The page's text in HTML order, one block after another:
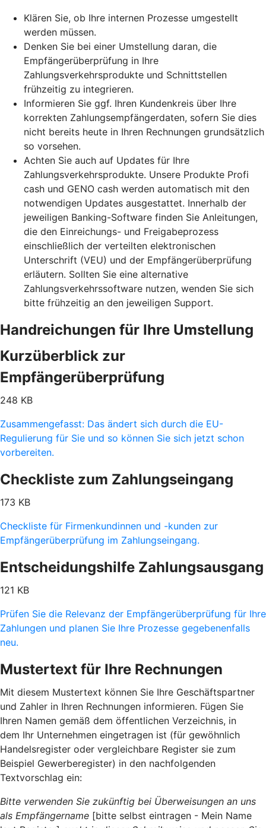
Klären Sie, ob Ihre internen Prozesse umgestellt
werden müssen.
Denken Sie bei einer Umstellung daran, die
Empfängerüberprüfung in Ihre
Zahlungsverkehrsprodukte und Schnittstellen
frühzeitig zu integrieren.
Informieren Sie ggf. Ihren Kundenkreis über Ihre
korrekten Zahlungsempfängerdaten, sofern Sie dies
nicht bereits heute in Ihren Rechnungen grundsätzlich
so vorsehen.
Achten Sie auch auf Updates für Ihre
Zahlungsverkehrsprodukte. Unsere Produkte Profi
cash und GENO cash werden automatisch mit den
notwendigen Updates ausgestattet. Innerhalb der
jeweiligen Banking-Software finden Sie Anleitungen,
die den Einreichungs- und Freigabeprozess
einschließlich der verteilten elektronischen
Unterschrift (VEU) und der Empfängerüberprüfung
erläutern. Sollten Sie eine alternative
Zahlungsverkehrssoftware nutzen, wenden Sie sich
bitte frühzeitig an den jeweiligen Support.
Handreichungen für Ihre Umstellung
Kurzüberblick zur
Empfängerüberprüfung
248 KB
Zusammengefasst: Das ändert sich durch die EU-
Regulierung für Sie und so können Sie sich jetzt schon
vorbereiten.
Checkliste zum Zahlungseingang
173 KB
Checkliste für Firmenkundinnen und -kunden zur
Empfängerüberprüfung im Zahlungseingang.
Entscheidungshilfe Zahlungsausgang
121 KB
Prüfen Sie die Relevanz der Empfängerüberprüfung für Ihre
Zahlungen und planen Sie Ihre Prozesse gegebenenfalls
neu.
Mustertext für Ihre Rechnungen
Mit diesem Mustertext können Sie Ihre Geschäftspartner
und Zahler in Ihren Rechnungen informieren. Fügen Sie
Ihren Namen gemäß dem öffentlichen Verzeichnis, in
dem Ihr Unternehmen eingetragen ist (für gewöhnlich
Handelsregister oder vergleichbare Register sie zum
Beispiel Gewerberegister) in den nachfolgenden
Textvorschlag ein:
Bitte verwenden Sie zukünftig bei Überweisungen an uns
als Empfängername [bitte selbst eintragen - Mein Name